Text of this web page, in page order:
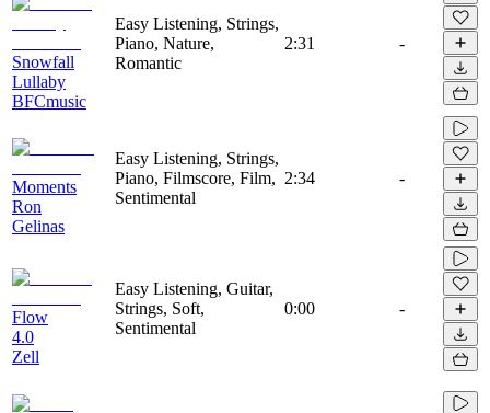
Snowfall
Lullaby
BFCmusic
Easy Listening, Strings,
Piano, Nature,
Romantic
2:31 -
Moments
Ron
Gelinas
Easy Listening, Strings,
Piano, Filmscore, Film,
Sentimental
2:34 -
Flow
4.0
Zell
Easy Listening, Guitar,
Strings, Soft,
Sentimental
0:00 -